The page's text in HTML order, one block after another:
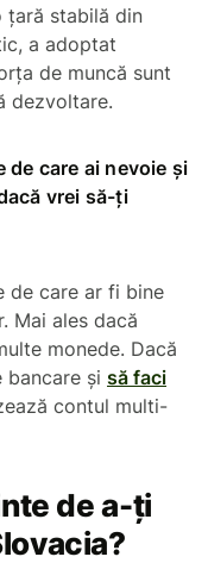
țară stabilă din
a adoptat
de muncă sunt
dezvoltare.
care ai nevoie și
vrei să-ți
de care ar fi bine
Mai ales dacă
monede. Dacă
bancare și să faci
contul multi-
de a-ți